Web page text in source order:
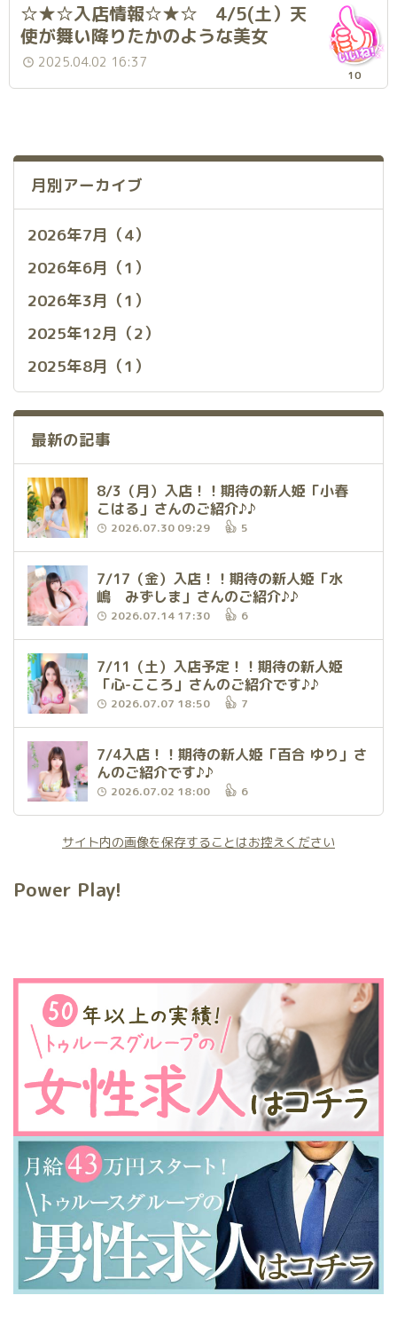
☆★☆入店情報☆★☆ 4/5(土）天
使が舞い降りたかのような美女
「蘭」さん入店です♪
2025.04.02 16:37
10
月別アーカイブ
2026年7月（4）
2026年6月（1）
2026年3月（1）
2025年12月（2）
2025年8月（1）
最新の記事
8/3（月）入店！！期待の新人姫「小春
こはる」さんのご紹介♪♪
2026.07.30 09:29 5
7/17（金）入店！！期待の新人姫「水
嶋 みずしま」さんのご紹介♪♪
2026.07.14 17:30 6
7/11（土）入店予定！！期待の新人姫
「心-こころ」さんのご紹介です♪♪
2026.07.07 18:50 7
7/4入店！！期待の新人姫「百合 ゆり」さ
んのご紹介です♪♪
2026.07.02 18:00 6
サイト内の画像を保存することはお控えください
Power Play!